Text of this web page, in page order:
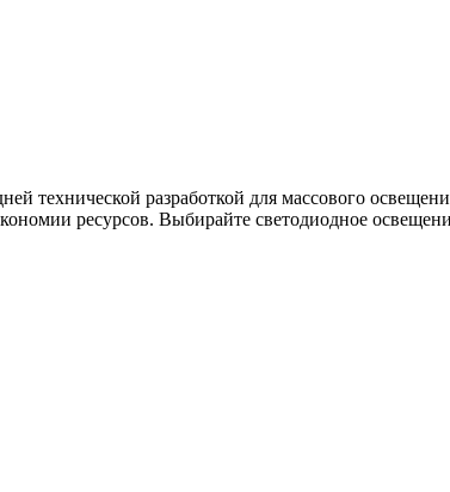
технической разработкой для массового
ресурсов. Выбирайте светодиодное